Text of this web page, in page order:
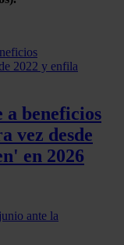
web con
y análisis
información
recopilado a
a beneficios
vez desde
en 2026